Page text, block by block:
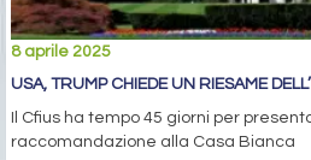
8 aprile 2025
USA, TRUMP CHIEDE UN RIESAME
Il Cfius ha tempo 45 giorni per
raccomandazione alla Casa Bianca